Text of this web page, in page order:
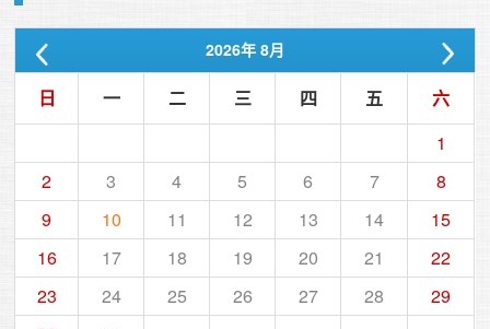
2026年 8月
日 一 二 三 四 五
六
1
2
3 4 5 6 7
8
9
10 11 12 13 14
15
16
17 18 19 20 21
22
23
24 25 26 27 28
29